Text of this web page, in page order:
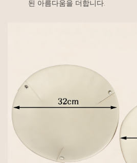
된 아름다움을 더합니다.